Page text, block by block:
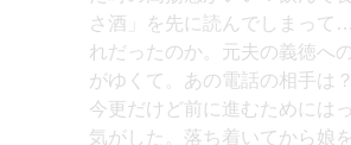
さ酒」を先に読んでしまって
れだったのか。元夫の義徳へ
がゆくて。あの電話の相手は
今更だけど前に進むためには
気がした。落ち着いてから娘